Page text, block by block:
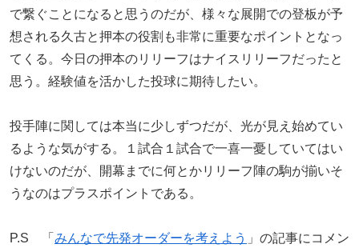
で繋ぐことになると思うのだが、様々な展開での登板が予
想される久古と押本の役割も非常に重要なポイントとなっ
てくる。今日の押本のリリーフはナイスリリーフだったと
思う。経験値を活かした投球に期待したい。
投手陣に関しては本当に少しずつだが、光が見え始めてい
るような気がする。１試合１試合で一喜一憂していてはい
けないのだが、開幕までに何とかリリーフ陣の駒が揃いそ
うなのはプラスポイントである。
P.S 「 みんなで先発オーダーを考えよう 」の記事にコメン